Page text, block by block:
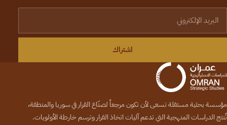
اشتراك
مؤسسة بحثية مستقلة تسعى لأن تكون مرجعاً لصنّاع القرار في سوريا والمنطقة،
تُنتج الدراسات المنهجية التي تدعم آليات اتخاذ القرار وترسم خارطة الأولويات.